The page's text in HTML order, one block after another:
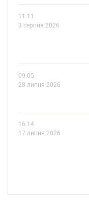
11.11
3 серпня 2026
09.05
28 липня 2026
16.14
17 липня 2026